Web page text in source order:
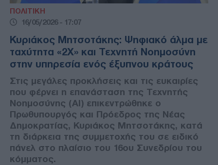
ΠΟΛΙΤΙΚΗ
16/05/2026 - 17:07
Κυριάκος Μητσοτάκης: Ψηφιακό άλμα με
ταχύτητα «2Χ» και Τεχνητή Νοημοσύνη
στην υπηρεσία ενός έξυπνου κράτους
Στις μεγάλες προκλήσεις και τις ευκαιρίες
που φέρνει η επανάσταση της Τεχνητής
Νοημοσύνης (AI) επικεντρώθηκε ο
Πρωθυπουργός και Πρόεδρος της Νέας
Δημοκρατίας, Κυριάκος Μητσοτάκης, κατά
τη διάρκεια της συμμετοχής του σε ειδικό
πάνελ στο πλαίσιο του 16ου Συνεδρίου του
κόμματος.